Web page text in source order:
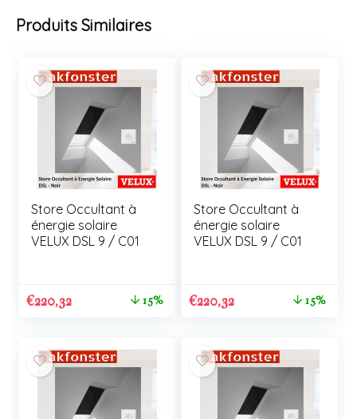
Produits Similaires
Store Occultant à
énergie solaire
VELUX DSL 9 / C01
€220,32 15%
Store Occultant à
énergie solaire
VELUX DSL 9 / C01
€220,32 15%